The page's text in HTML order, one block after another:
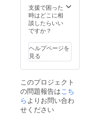
に直接
お問合
せくだ
さい。
造工程
上の都
合等に
より出
が遅れ
る場合
があり
ます。
付自転
車販売
証明書
を含む
●適格請
行事業
者登録
番号：
あり ※
求書発
行事業
者登録
番号の
あるイ
ンボイ
スが必
要な場
合は、
11,000
円(税込
み)をお
払う必
りま
す。ご
注意く
ださ
組立完
成車の
お届け
はオー
プショ
注意く
ださ
い。 ※
組立完
お届け
はオー
プショ
ンで別
する必
要があ
りま
す。 ※
製品の
CAMPF
IREをご
注文さ
れた
品を発
送する
一週間
前に弊
ホーム
ページ
にて追
加の離
島送料
支援で困った
時はどこに相
談したらいい
ですか？
ヘルプページを
見る
このプロジェクト
の問題報告はこち
ら よりお問い合わ
せください